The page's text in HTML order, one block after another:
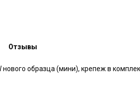
образца (мини), крепеж в
Отзывы